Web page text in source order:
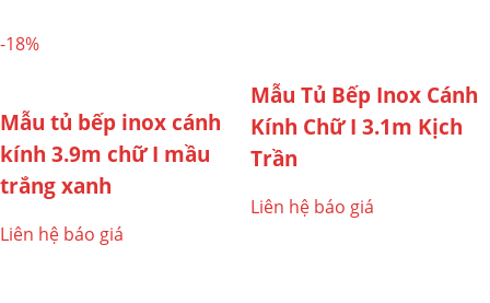
-18%
Mẫu tủ bếp inox cánh
kính 3.9m chữ I mầu
trắng xanh
Liên hệ báo giá
Mẫu Tủ Bếp Inox Cánh
Kính Chữ I 3.1m Kịch
Trần
Liên hệ báo giá